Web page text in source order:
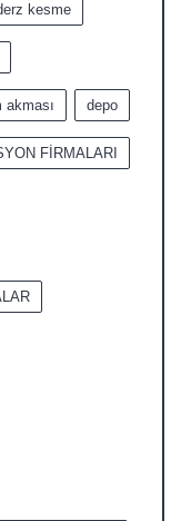
kesme
akması depo
FİRMALARI